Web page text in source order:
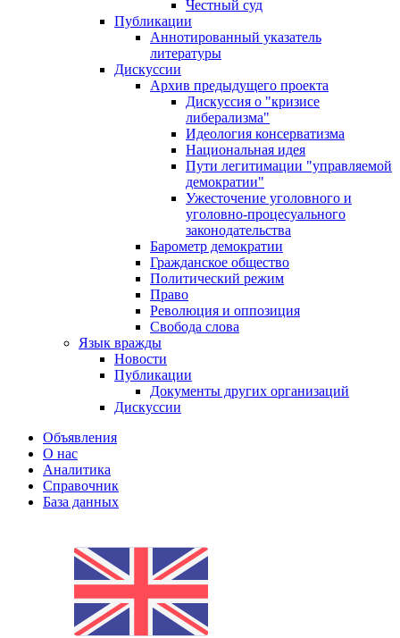
Честный суд
Публикации
Аннотированный указатель
литературы
Дискуссии
Архив предыдущего проекта
Дискуссия о "кризисе
либерализма"
Идеология консерватизма
Национальная идея
Пути легитимации "управляемой
демократии"
Ужесточение уголовного и
уголовно-процесуального
законодательства
Барометр демократии
Гражданское общество
Политический режим
Право
Революция и оппозиция
Свобода слова
Язык вражды
Новости
Публикации
Документы других организаций
Дискуссии
Объявления
О нас
Аналитика
Справочник
База данных